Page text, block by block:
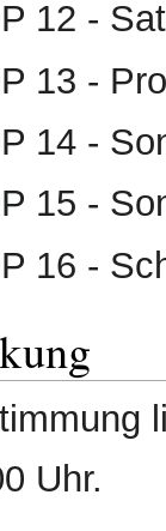
12 -
13 -
14 -
15 -
16 -
Uhr.